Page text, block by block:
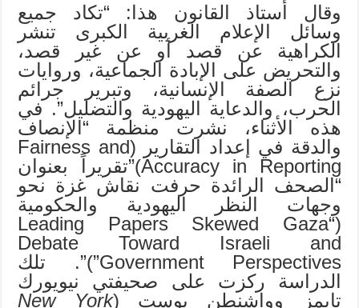
وقال أستاذ القانون هذا: “تكاد جميع
وسائل الإعلام الغربية الكبرى تنشر
الكراهية عن قصد أو عن غير قصد،
والتحريض على الإبادة الجماعية، وروايات
نزع الصفة الإنسانية، وتبرير جرائم
الحرب، والدعاية اليهودية والتضليل”. في
هذه الأثناء، نشرت منظمة “الإنصاف
والدقة في إعداد التقارير (Fairness and
Accuracy in Reporting)”تقريراً بعنوان
“الصحف الرائدة حرفت نقاش غزة نحو
وجهات النظر اليهودية والحكومية
(“Leading Papers Skewed Gaza
Debate Toward Israeli and
Government Perspectives”)”. تلك
الدراسة ركزت على صحيفتي نيويورك
تايمز وواشنطن بوست (New York